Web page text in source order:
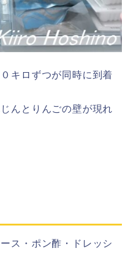
キロずつが同時に到着
んとりんごの壁が現れ
ス・ポン酢・ドレッシ